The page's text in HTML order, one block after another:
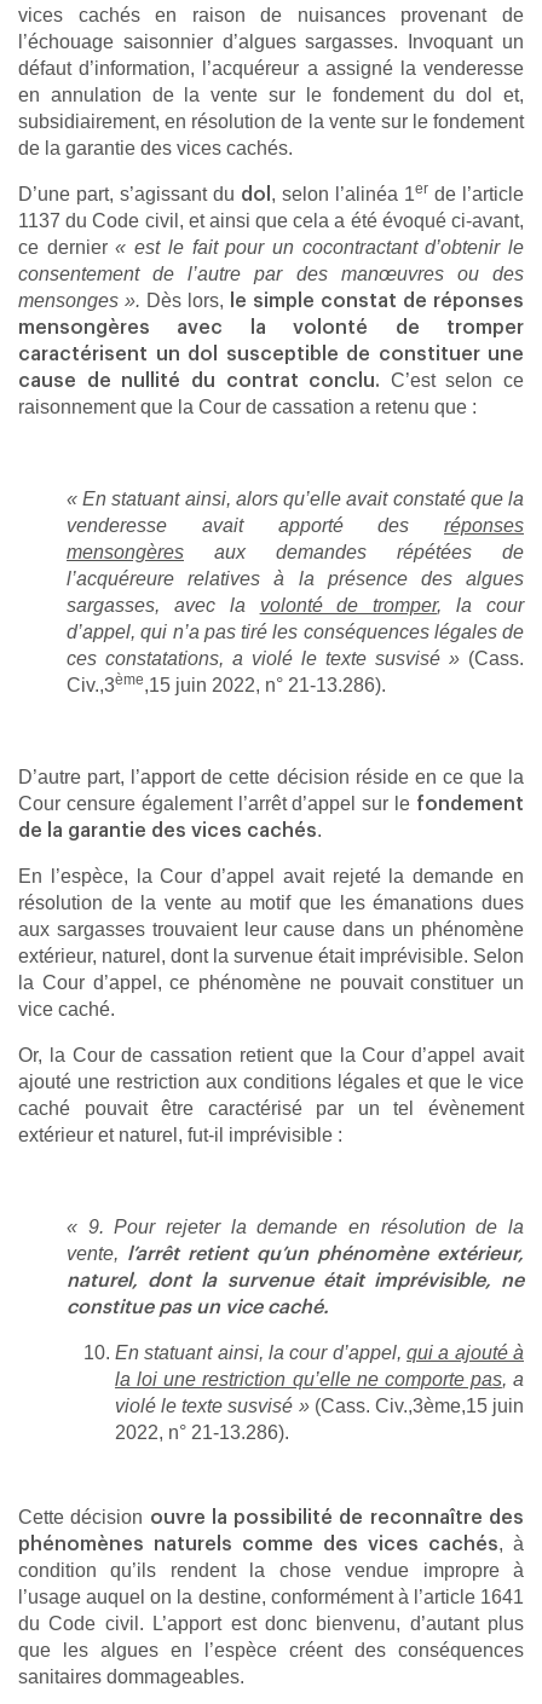
vices cachés en raison de nuisances provenant de
l’échouage saisonnier d’algues sargasses. Invoquant un
défaut d’information, l’acquéreur a assigné la venderesse
en annulation de la vente sur le fondement du dol et,
subsidiairement, en résolution de la vente sur le fondement
de la garantie des vices cachés.
D’une part, s’agissant du dol , selon l’alinéa 1er de l’article
1137 du Code civil, et ainsi que cela a été évoqué ci-avant,
ce dernier« est le fait pour un cocontractant d’obtenir le
consentement de l’autre par des manœuvres ou des
mensonges ». Dès lors,
le simple constat de réponses
mensongères
avec la volonté de tromper
caractérisent un dol susceptible de constituer une
cause de nullité du contrat conclu. C’est selon ce
raisonnement que la Cour de cassation a retenu que :
« En statuant ainsi, alors qu’elle avait constaté que la
venderesse avait apporté des réponses
mensongères aux demandes répétées de
l’acquéreure relatives à la présence des algues
sargasses, avec la volonté de tromper, la cour
d’appel, qui n’a pas tiré les conséquences légales de
ces constatations, a violé le texte susvisé » (Cass.
Civ.,3ème,15 juin 2022, n° 21-13.286).
D’autre part, l’apport de cette décision réside en ce que la
Cour censure également l’arrêt d’appel sur le fondement
de la garantie des vices cachés.
En l’espèce, la Cour d’appel avait rejeté la demande en
résolution de la vente au motif que les émanations dues
aux sargasses trouvaient leur cause dans un phénomène
extérieur, naturel, dont la survenue était imprévisible. Selon
la Cour d’appel, ce phénomène ne pouvait constituer un
vice caché.
Or, la Cour de cassation retient que la Cour d’appel avait
ajouté une restriction aux conditions légales et que le vice
caché pouvait être caractérisé par un tel évènement
extérieur et naturel, fut-il imprévisible :
« 9. Pour rejeter la demande en résolution de la
vente, l’arrêt retient qu’un phénomène extérieur,
naturel, dont la survenue était imprévisible, ne
constitue pas un vice caché.
En statuant ainsi, la cour d’appel, qui a ajouté à
la loi une restriction qu’elle ne comporte pas, a
violé le texte susvisé » (Cass. Civ.,3ème,15 juin
2022, n° 21-13.286).
Cette décision ouvre la possibilité de reconnaître des
phénomènes naturels comme des vices cachés, à
condition qu’ils rendent la chose vendue impropre à
l’usage auquel on la destine, conformément à l’article 1641
du Code civil. L’apport est donc bienvenu, d’autant plus
que les algues en l’espèce créent des conséquences
sanitaires dommageables.